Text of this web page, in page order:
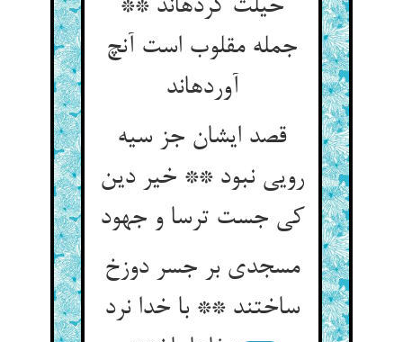
حیلت کرده‏اند **
جمله مقلوب است آنچ
آورده‏اند
قصد ایشان جز سیه
رویی نبود ** خیر دین
کی جست ترسا و جهود
مسجدی بر جسر دوزخ
ساختند ** با خدا نرد